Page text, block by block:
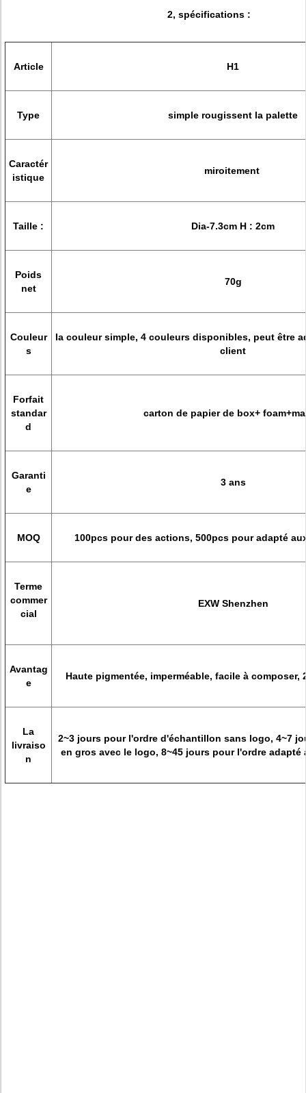
2, spécifications :
Article H1
Type simple rougissent la palette
Caractér
istique
miroitement
Taille : Dia-7.3cm H : 2cm
Poids
net
70g
Couleur
s
la couleur simple, 4 couleurs disponibles, peut être
client
Forfait
standar
d
carton de papier de box+
Garanti
e
3 ans
MOQ 100pcs pour des actions, 500pcs pour adapté
Terme
commer
cial
EXW Shenzhen
Avantag
e
Haute pigmentée, imperméable, facile à composer,
La
livraiso
n
2~3 jours pour l'ordre d'échantillon sans logo, 4~7
en gros avec le logo, 8~45 jours pour l'ordre